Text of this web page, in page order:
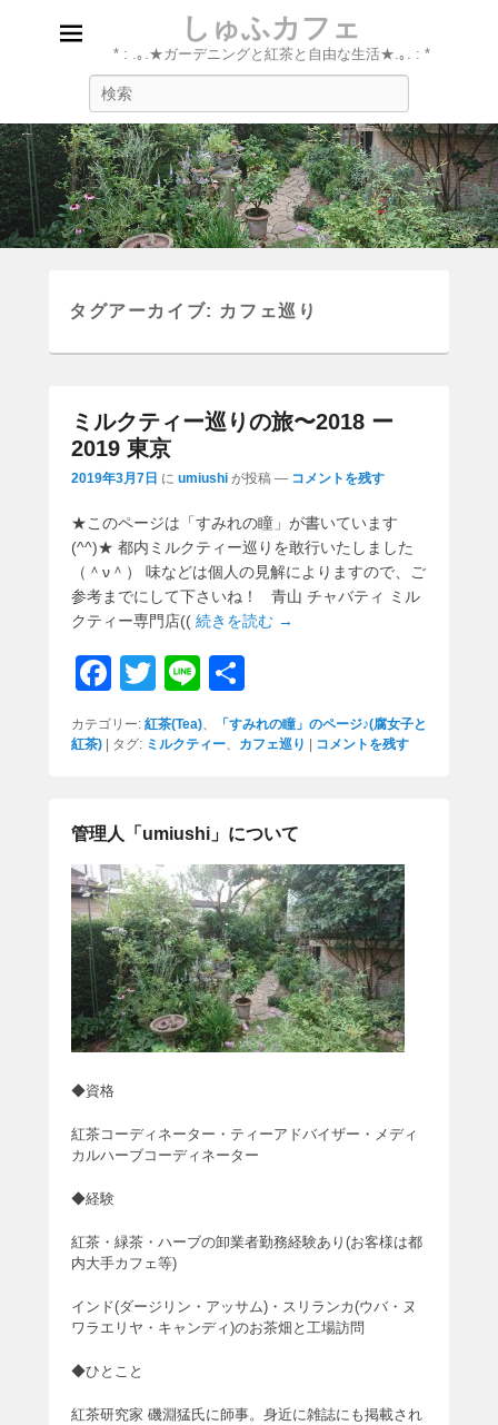
しゅふカフェ
* : .｡.★ガーデニングと紅茶と自由な生活★.｡. : *
タグアーカイブ: カフェ巡り
ミルクティー巡りの旅〜2018 ー
2019 東京
2019年3月7日 に umiushi が投稿 — コメントを残す
★このページは「すみれの瞳」が書いています
(^^)★ 都内ミルクティー巡りを敢行いたしました
（＾ν＾） 味などは個人の見解によりますので、ご
参考までにして下さいね！ 青山 チャバティ ミル
クティー専門店(( 続きを読む →
F
a
c
b
o
o
k
T
wi
tt
Li
e
有
カテゴリー: 紅茶(Tea)、
「すみれの瞳」のページ♪(腐女子と
紅茶)
タグ: ミルクティー、 カフェ巡り コメントを残す
管理人「umiushi」について
◆資格
紅茶コーディネーター・ティーアドバイザー・メディ
カルハーブコーディネーター
◆経験
紅茶・緑茶・ハーブの卸業者勤務経験あり(お客様は都
内大手カフェ等)
インド(ダージリン・アッサム)・スリランカ(ウバ・ヌ
ワラエリヤ・キャンディ)のお茶畑と工場訪問
◆ひとこと
紅茶研究家 磯淵猛氏に師事。身近に雑誌にも掲載され